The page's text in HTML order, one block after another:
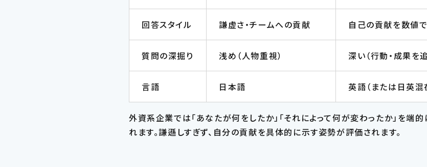
回答スタイル 謙虚さ・チームへの貢献 自己の貢献を数値
質問の深掘り 浅め（人物重視） 深い（行動・成果を
言語 日本語 英語（または日英混
外資系企業では「あなたが何をしたか」「それによって何が変わったか」を端
れます。謙遜しすぎず、自分の貢献を具体的に示す姿勢が評価されます。